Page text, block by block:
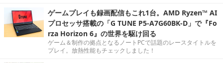
ゲームプレイも録画配信もこれ1台。AMD Ryzen™ AI
プロセッサ搭載の「G TUNE P5-A7G60BK-D」で『Fo
rza Horizon 6』の世界を駆け回る
ゲーム＆制作の拠点となるノートPCで話題のレースタイトルを
プレイ。放熱性能もチェックしました！